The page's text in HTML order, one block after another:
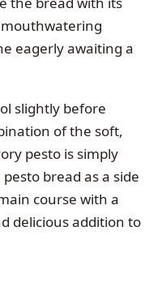
eagerly awaiting a
slightly before
of the soft,
pesto is simply
bread as a side
course with a
delicious addition to